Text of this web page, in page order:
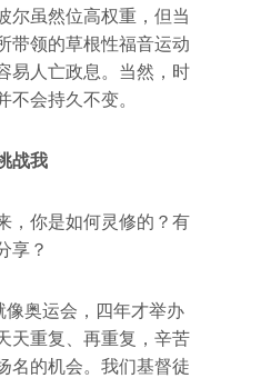
尔虽然位高权重，但当
带领的草根性福音运动
易人亡政息。当然，时
会持久不变。
战我
，你是如何灵修的？有
享？
像奥运会，四年才举办
天重复、再重复，辛苦
名的机会。我们基督徒